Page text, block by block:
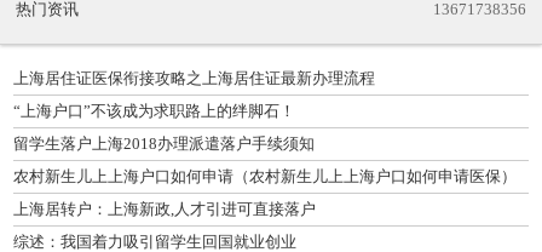
热门资讯 13671738356
上海居住证医保衔接攻略之上海居住证最新办理流程
“上海户口”不该成为求职路上的绊脚石！
留学生落户上海2018办理派遣落户手续须知
农村新生儿上上海户口如何申请（农村新生儿上上海户口如何申请医保）
上海居转户：上海新政,人才引进可直接落户
综述：我国着力吸引留学生回国就业创业